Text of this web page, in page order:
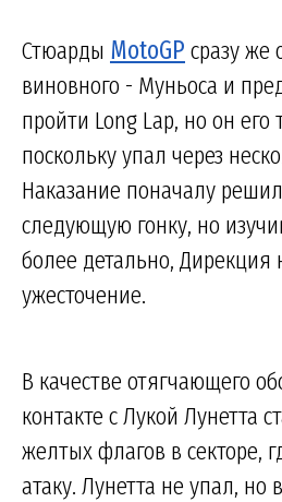
Стюарды MotoGP сразу же
виновного - Муньоса и
пройти Long Lap, но он его
поскольку упал через
Наказание поначалу
следующую гонку, но
более детально, Дирекция
ужесточение.
В качестве отягчающего
контакте с Лукой Лунетта
желтых флагов в секторе,
атаку. Лунетта не упал, но